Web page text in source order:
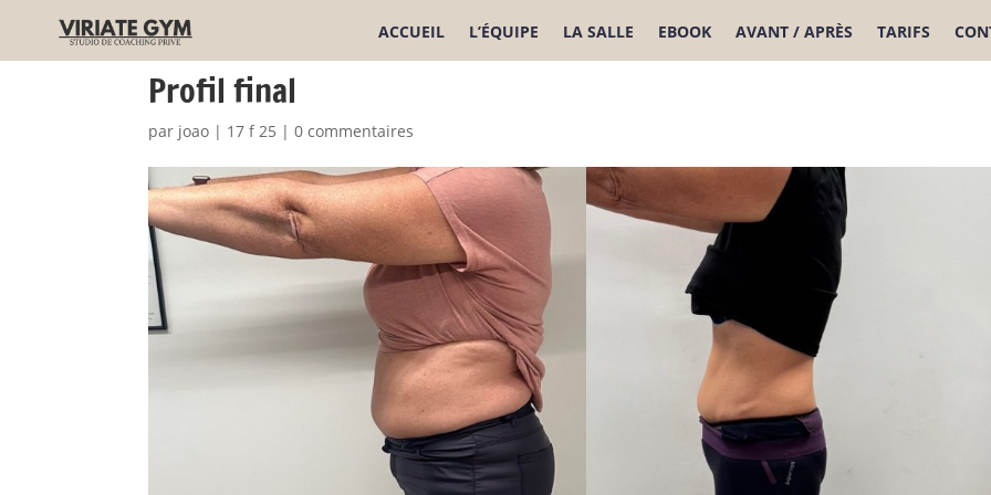
ACCUEIL L’ÉQUIPE LA SALLE EBOOK AVANT / APRÈS TARIFS
Profil final
par joao | 17 f 25 |0 commentaires